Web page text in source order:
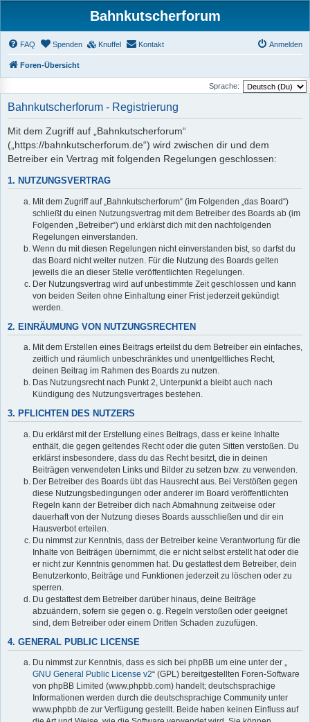
Bahnkutscherforum
FAQ Spenden Knuffel Kontakt Anmelden
Foren-Übersicht
Sprache:
Bahnkutscherforum - Registrierung
Mit dem Zugriff auf „Bahnkutscherforum“
(„https://bahnkutscherforum.de“) wird zwischen dir und dem
Betreiber ein Vertrag mit folgenden Regelungen geschlossen:
1. NUTZUNGSVERTRAG
Mit dem Zugriff auf „Bahnkutscherforum“ (im Folgenden „das Board“)
schließt du einen Nutzungsvertrag mit dem Betreiber des Boards ab (im
Folgenden „Betreiber“) und erklärst dich mit den nachfolgenden
Regelungen einverstanden.
Wenn du mit diesen Regelungen nicht einverstanden bist, so darfst du
das Board nicht weiter nutzen. Für die Nutzung des Boards gelten
jeweils die an dieser Stelle veröffentlichten Regelungen.
Der Nutzungsvertrag wird auf unbestimmte Zeit geschlossen und kann
von beiden Seiten ohne Einhaltung einer Frist jederzeit gekündigt
werden.
2. EINRÄUMUNG VON NUTZUNGSRECHTEN
Mit dem Erstellen eines Beitrags erteilst du dem Betreiber ein einfaches,
zeitlich und räumlich unbeschränktes und unentgeltliches Recht,
deinen Beitrag im Rahmen des Boards zu nutzen.
Das Nutzungsrecht nach Punkt 2, Unterpunkt a bleibt auch nach
Kündigung des Nutzungsvertrages bestehen.
3. PFLICHTEN DES NUTZERS
Du erklärst mit der Erstellung eines Beitrags, dass er keine Inhalte
enthält, die gegen geltendes Recht oder die guten Sitten verstoßen. Du
erklärst insbesondere, dass du das Recht besitzt, die in deinen
Beiträgen verwendeten Links und Bilder zu setzen bzw. zu verwenden.
Der Betreiber des Boards übt das Hausrecht aus. Bei Verstößen gegen
diese Nutzungsbedingungen oder anderer im Board veröffentlichten
Regeln kann der Betreiber dich nach Abmahnung zeitweise oder
dauerhaft von der Nutzung dieses Boards ausschließen und dir ein
Hausverbot erteilen.
Du nimmst zur Kenntnis, dass der Betreiber keine Verantwortung für die
Inhalte von Beiträgen übernimmt, die er nicht selbst erstellt hat oder die
er nicht zur Kenntnis genommen hat. Du gestattest dem Betreiber, dein
Benutzerkonto, Beiträge und Funktionen jederzeit zu löschen oder zu
sperren.
Du gestattest dem Betreiber darüber hinaus, deine Beiträge
abzuändern, sofern sie gegen o. g. Regeln verstoßen oder geeignet
sind, dem Betreiber oder einem Dritten Schaden zuzufügen.
4. GENERAL PUBLIC LICENSE
Du nimmst zur Kenntnis, dass es sich bei phpBB um eine unter der „
GNU General Public License v2“ (GPL) bereitgestellten Foren-Software
von phpBB Limited (www.phpbb.com) handelt; deutschsprachige
Informationen werden durch die deutschsprachige Community unter
www.phpbb.de zur Verfügung gestellt. Beide haben keinen Einfluss auf